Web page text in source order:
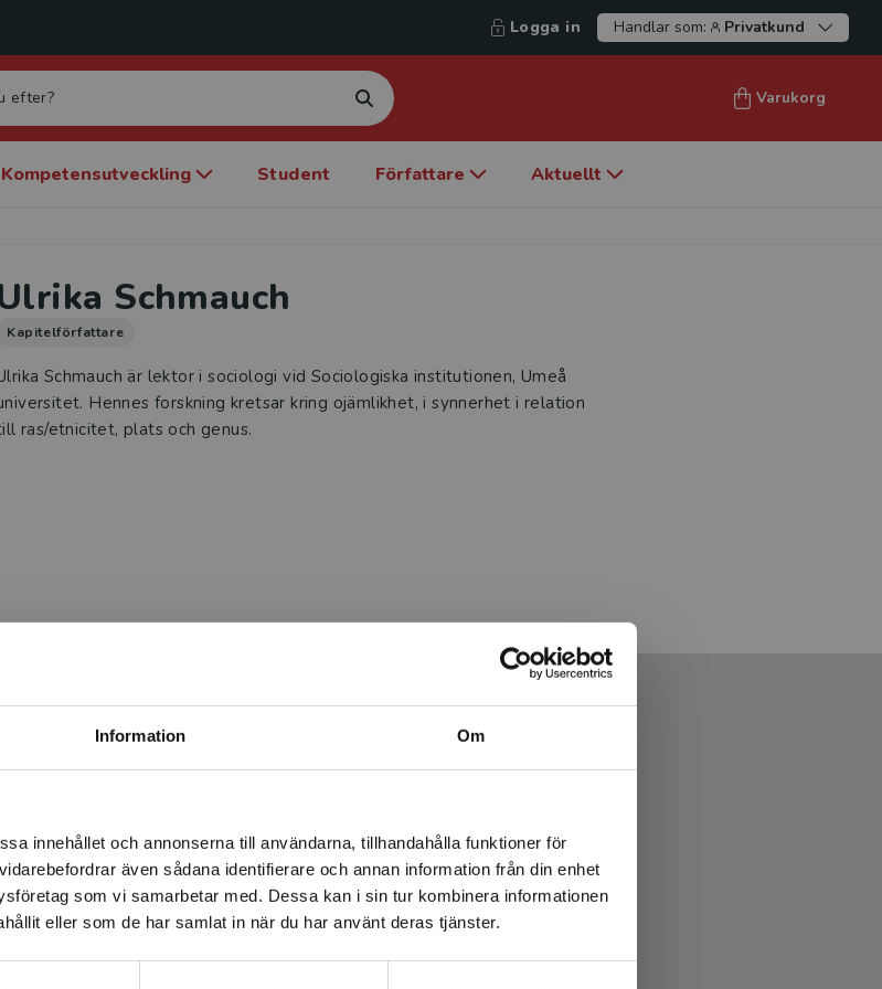
Information Om
innehållet och annonserna till användarna, tillhandahålla funktioner för
även sådana identifierare och annan information från din enhet
som vi samarbetar med. Dessa kan i sin tur kombinera informationen
eller som de har samlat in när du har använt deras tjänster.
fraktregion
att du besöker studentlitteratur.se via en
Sverige. Vi erbjuder inte leveranser utanför
att kunna slutföra ett köp måste
vara i Sverige.Läs mer
Logga in Handlar som: Privatkund
Varukorg
Kompetensutveckling Student Författare Aktuellt
Schmauch
Kapitelförfattare
Schmauch är lektor i sociologi vid Sociologiska institutionen, Umeå
Hennes forskning kretsar kring ojämlikhet, i synnerhet i relation
ras/etnicitet, plats och genus.
Produkter